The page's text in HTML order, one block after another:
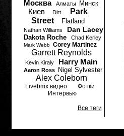
Москва
Алматы Минск
Киев Dirt
Park
Street
Flatland
Nathan Williams Dan Lacey
Dakota Roche Chad Kerley
Mark Webb Corey Martinez
Garrett Reynolds
Kevin Kiraly Harry Main
Aaron Ross Nigel Sylvester
Alex Coleborn
Livebmx видео
Фотки
Интервью
Все теги